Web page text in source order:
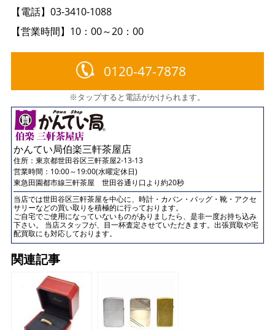
【電話】03-3410-1088
【営業時間】10：00～20：00
0120-47-7878
※タップすると電話がかけられます。
かんてい局伯楽三軒茶屋店
住所： 東京都世田谷区三軒茶屋2-13-13
営業時間：10:00～19:00(水曜定休日)
東急田園都市線三軒茶屋 世田谷通り口より約20秒
当店では世田谷区三軒茶屋を中心に、時計・カバン・バッグ・靴・アクセ
サリーなどの買い取りを積極的に行っております。
ご自宅でご使用になっていないものがありましたら、是非一度お持ち込み
下さい。 当店スタッフが、目一杯査定させていただきます。出張買取や宅
配買取にも対応しております。
関連記事